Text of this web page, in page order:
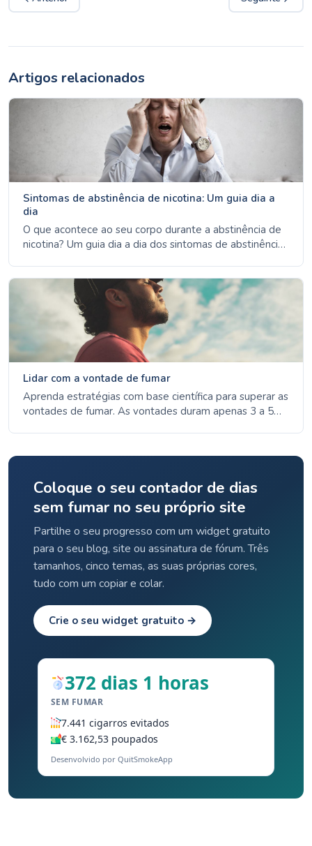
Artigos relacionados
Sintomas de abstinência de nicotina: Um guia dia a
dia
O que acontece ao seu corpo durante a abstinência de
nicotina? Um guia dia a dia dos sintomas de abstinência,
Lidar com a vontade de fumar
Aprenda estratégias com base científica para superar as
vontades de fumar. As vontades duram apenas 3 a 5
Coloque o seu contador de dias
sem fumar no seu próprio site
Partilhe o seu progresso com um widget gratuito
para o seu blog, site ou assinatura de fórum. Três
tamanhos, cinco temas, as suas próprias cores,
tudo com um copiar e colar.
Crie o seu widget gratuito →
372 dias 1 horas
SEM FUMAR
7.441 cigarros evitados
€ 3.162,53 poupados
Desenvolvido por QuitSmokeApp